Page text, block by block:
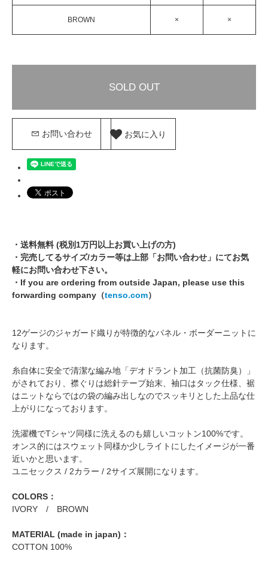
BROWN × ×
SOLD OUT
お問い合わせ お気に入り
・送料無料 (税別1万円以上お買い上げの方)
・完売してるサイズ/カラー等は上部「お問い合わせ」にてお気
軽にお問い合わせ下さい。
・If you are ordering from outside Japan, please use this
forwarding company（tenso.com）
12ゲージのジャガード織りが特徴的なパネル・ボーダーニットに
なります。
糸自体に安全で清潔な編み地「デオドラント加工（抗菌防臭）」
がされており、襟ぐりは総針テープ始末、袖口はタック仕様、裾
はニットならではの袋の編み出しなのでスッキリとした上品な仕
上がりになっております。
洗濯機でTシャツ同様に洗えるのも嬉しいコットン100%です。
オンス的にはスウェット同様か少しライトにしたイメージが一番
近いかと思います。
ユニセックス / 2カラー / 2サイズ展開になります。
COLORS：
IVORY / BROWN
MATERIAL (made in japan)：
COTTON 100%